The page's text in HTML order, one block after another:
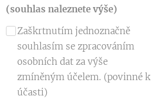
(souhlas naleznete výše)
Zaškrtnutím jednoznačně
souhlasím se zpracováním
osobních dat za výše
zmíněným účelem. (povinné k
účasti)